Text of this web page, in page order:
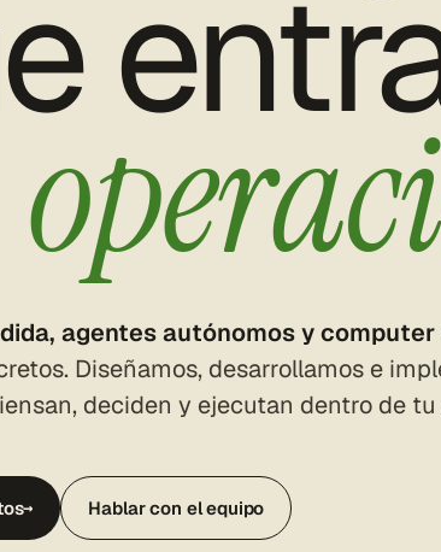
agentes autónomos y computer
Diseñamos, desarrollamos e
deciden y ejecutan dentro de
→ Hablar con el equipo